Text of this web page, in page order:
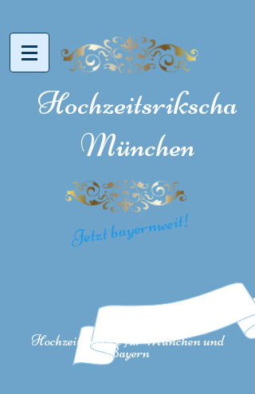
Hochzeitsrikscha
München
Jetzt bayernweit!
Hochzeitsservice für München und
Bayern